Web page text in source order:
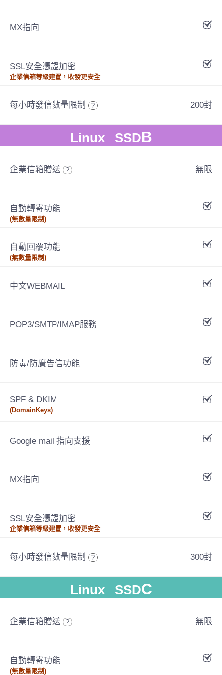
MX指向
SSL安全憑證加密
企業信箱等級建置，收發更安全
每小時發信數量限制 ? 200封
Linux SSDB
企業信箱贈送 ? 無限
自動轉寄功能
(無數量限制)
自動回覆功能
(無數量限制)
中文WEBMAIL
POP3/SMTP/IMAP服務
防毒/防廣告信功能
SPF & DKIM
(DomainKeys)
Google mail 指向支援
MX指向
SSL安全憑證加密
企業信箱等級建置，收發更安全
每小時發信數量限制 ? 300封
Linux SSDC
企業信箱贈送 ? 無限
自動轉寄功能
(無數量限制)